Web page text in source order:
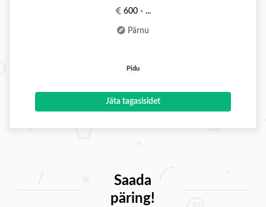
600 - ...
Pärnu
Pidu
Jäta tagasisidet
Saada
päring!